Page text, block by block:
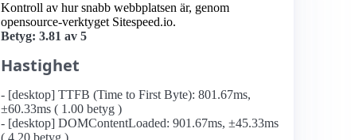
Kontroll av hur snabb webbplatsen är, genom
opensource-verktyget Sitespeed.io.
Betyg: 3.81 av 5
Hastighet
- [desktop] TTFB (Time to First Byte): 801.67ms,
±60.33ms ( 1.00 betyg )
- [desktop] DOMContentLoaded: 901.67ms, ±45.33ms
( 4.20 betyg )